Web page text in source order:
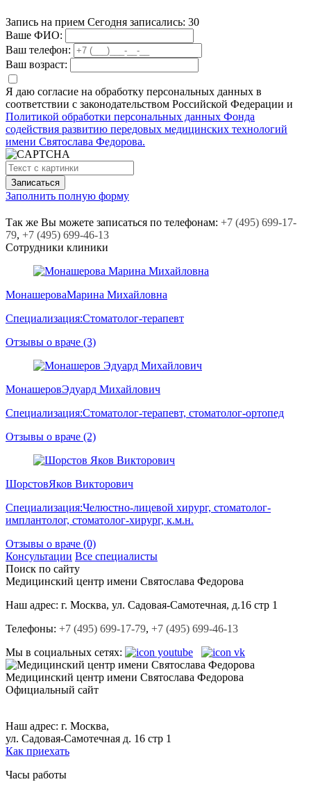
Запись на прием Сегодня записались: 30
Ваше ФИО:
Ваш телефон:
Ваш возраст:
Я даю согласие на обработку персональных данных в
соответствии с законодательством Российской Федерации и
Политикой обработки персональных данных Фонда
содействия развитию передовых медицинских технологий
имени Святослава Федорова.
Заполнить полную форму
Так же Вы можете записаться по телефонам: +7 (495) 699-17-
79, +7 (495) 699-46-13
Сотрудники клиники
МонашероваМарина Михайловна
Специализация:Стоматолог-терапевт
Отзывы о враче (3)
МонашеровЭдуард Михайлович
Специализация:Стоматолог-терапевт, стоматолог-ортопед
Отзывы о враче (2)
ШорстовЯков Викторович
Специализация:Челюстно-лицевой хирург, стоматолог-
имплантолог, стоматолог-хирург, к.м.н.
Отзывы о враче (0)
Консультации Все специалисты
Поиск по сайту
Медицинский центр имени Святослава Федорова
Наш адрес: г. Москва, ул. Садовая-Cамотечная, д.16 стр 1
Телефоны: +7 (495) 699-17-79, +7 (495) 699-46-13
Мы в социальных сетях:
Медицинский центр имени Святослава Федорова
Официальный сайт
Наш адрес: г. Москва,
ул. Садовая-Самотечная д. 16 стр 1
Как приехать
Часы работы